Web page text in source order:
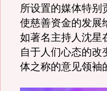
所设置的媒体特别
使慈善资金的发展
如著名主持人沈星
自于人们心态的改
体之称的意见领袖